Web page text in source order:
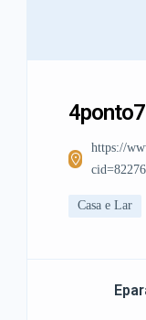
4ponto7
https://
Casa e Lar